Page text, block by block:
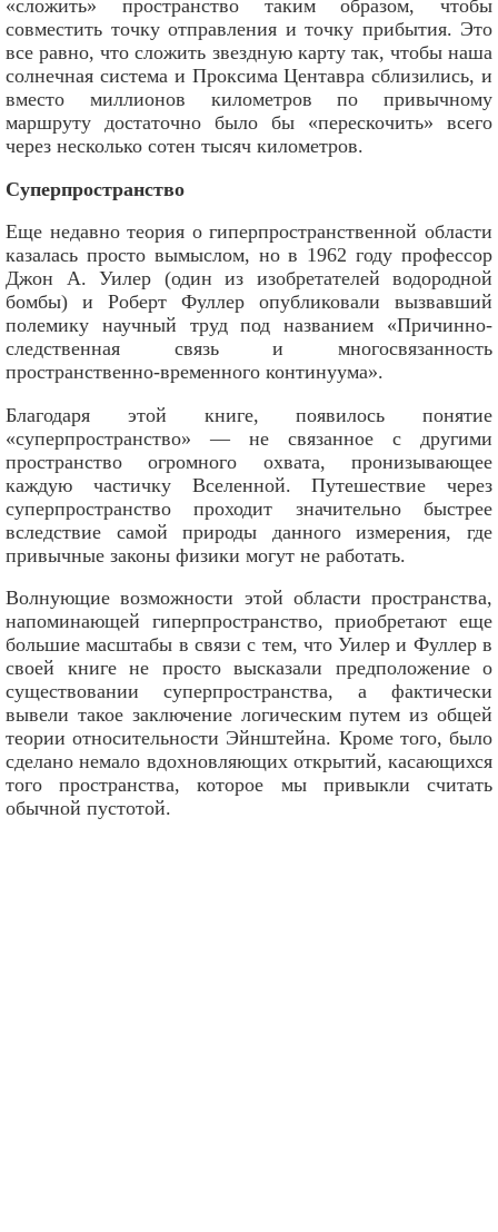
«сложить» пространство таким образом, чтобы
совместить точку отправления и точку прибытия. Это
все равно, что сложить звездную карту так, чтобы наша
солнечная система и Проксима Центавра сблизились, и
вместо миллионов километров по привычному
маршруту достаточно было бы «перескочить» всего
через несколько сотен тысяч километров.
Суперпространство
Еще недавно теория о гиперпространственной области
казалась просто вымыслом, но в 1962 году профессор
Джон А. Уилер (один из изобретателей водородной
бомбы) и Роберт Фуллер опубликовали вызвавший
полемику научный труд под названием «Причинно-
следственная связь и многосвязанность
пространственно-временного континуума».
Благодаря этой книге, появилось понятие
«суперпространство» — не связанное с другими
пространство огромного охвата, пронизывающее
каждую частичку Вселенной. Путешествие через
суперпространство проходит значительно быстрее
вследствие самой природы данного измерения, где
привычные законы физики могут не работать.
Волнующие возможности этой области пространства,
напоминающей гиперпространство, приобретают еще
большие масштабы в связи с тем, что Уилер и Фуллер в
своей книге не просто высказали предположение о
существовании суперпространства, а фактически
вывели такое заключение логическим путем из общей
теории относительности Эйнштейна. Кроме того, было
сделано немало вдохновляющих открытий, касающихся
того пространства, которое мы привыкли считать
обычной пустотой.